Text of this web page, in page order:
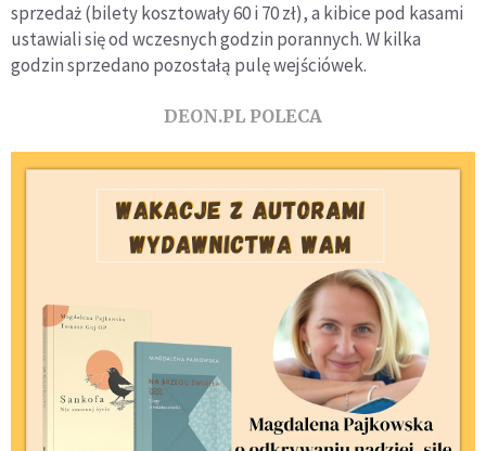
sprzedaż (bilety kosztowały 60 i 70 zł), a kibice pod kasami
ustawiali się od wczesnych godzin porannych. W kilka
godzin sprzedano pozostałą pulę wejściówek.
DEON.PL POLECA